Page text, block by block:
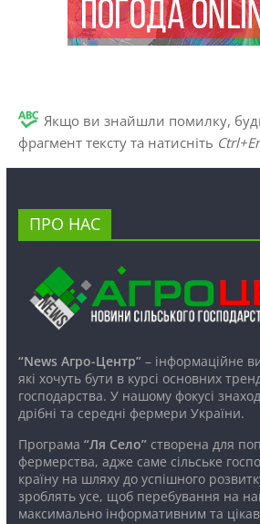
Якщо ви знайшли помилку, будь
фрагмент тексту та натисніть
ПРО НАС
“News Агро-Центр”– інформаційне
які хочуть бути в курсі основних
господарства. У нашому фокусі
дрібні та середні фермери України.
Програма “Ля Село”створена для
фермерства, адже саме сільське
країну на шляху до успішного
зроблять усе, щоб перебування на
максимально інформативним та